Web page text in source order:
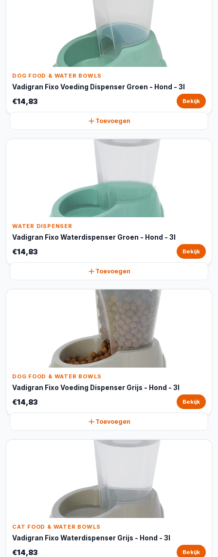
DOG FOOD & WATER BOWLS
Vadigran Fixo Voeding Dispenser Groen - Hond - 3l
€14,83 Bekijk
Toevoegen
WATER DISPENSER
Vadigran Fixo Waterdispenser Groen - Hond - 3l
€14,83 Bekijk
Toevoegen
DOG FOOD & WATER BOWLS
Vadigran Fixo Voeding Dispenser Grijs - Hond - 3l
€14,83 Bekijk
Toevoegen
CAT FOOD & WATER BOWLS
Vadigran Fixo Waterdispenser Grijs - Hond - 3l
€14,83 Bekijk